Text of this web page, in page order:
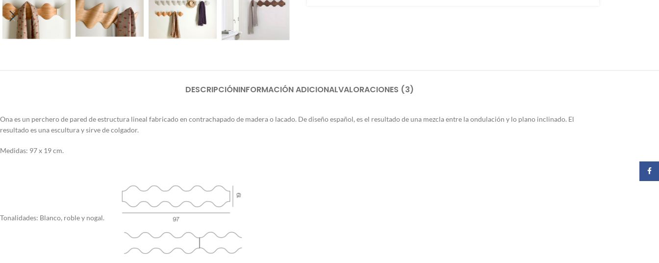
DESCRIPCIÓNINFORMACIÓN ADICIONALVALORACIONES (3)
Ona es un perchero de pared de estructura lineal fabricado en contrachapado de madera o lacado. De diseño español, es el resultado de una mezcla entre la ondulación y lo plano inclinado. El
resultado es una escultura y sirve de colgador.
Medidas: 97 x 19 cm.
Tonalidades: Blanco, roble y nogal.